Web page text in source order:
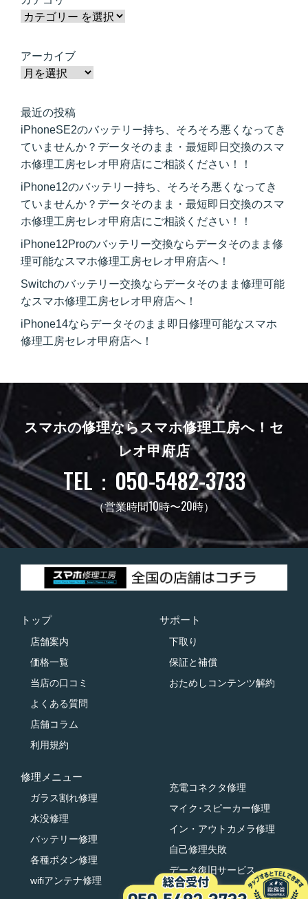
アーカイブ
最近の投稿
iPhoneSE2のバッテリー持ち、そろそろ悪くなってき
ていませんか？データそのまま・最短即日交換のスマ
ホ修理工房セレオ甲府店にご相談ください！！
iPhone12のバッテリー持ち、そろそろ悪くなってき
ていませんか？データそのまま・最短即日交換のスマ
ホ修理工房セレオ甲府店にご相談ください！！
iPhone12Proのバッテリー交換ならデータそのまま修
理可能なスマホ修理工房セレオ甲府店へ！
Switchのバッテリー交換ならデータそのまま修理可能
なスマホ修理工房セレオ甲府店へ！
iPhone14ならデータそのまま即日修理可能なスマホ
修理工房セレオ甲府店へ！
スマホの修理ならスマホ修理工房へ！ セ
レオ甲府店
TEL：050-5482-3733
（営業時間10時〜20時）
トップ
店舗案内
価格一覧
当店の口コミ
よくある質問
店舗コラム
利用規約
サポート
下取り
保証と補償
おためしコンテンツ解約
修理メニュー
ガラス割れ修理
水没修理
バッテリー修理
各種ボタン修理
wifiアンテナ修理
充電コネクタ修理
マイク･スピーカー修理
イン・アウトカメラ修理
自己修理失敗
データ復旧サービス